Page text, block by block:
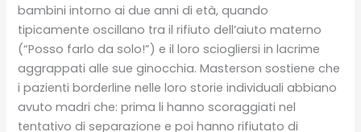
bambini intorno ai due anni di età, quando
tipicamente oscillano tra il rifiuto dell’aiuto materno
(“Posso farlo da solo!”) e il loro sciogliersi in lacrime
aggrappati alle sue ginocchia. Masterson sostiene che
i pazienti borderline nelle loro storie individuali abbiano
avuto madri che: prima li hanno scoraggiati nel
tentativo di separazione e poi hanno rifiutato di